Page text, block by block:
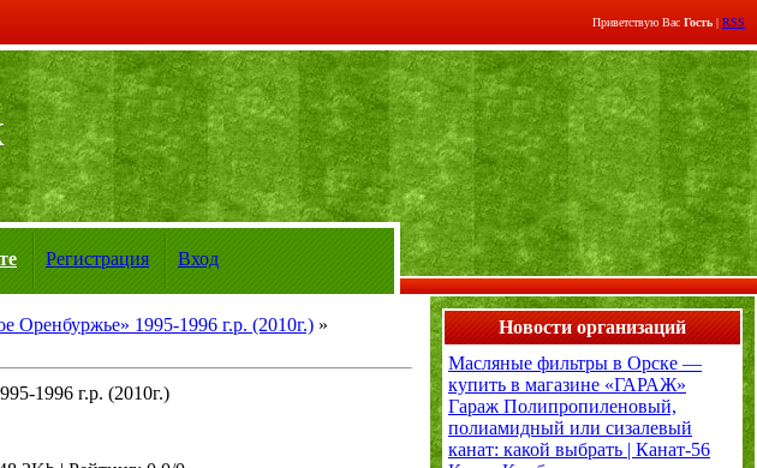
Приветствую Вас Гость | RSS
Регистрация Вход
1995-1996 г.р. (2010г.) »
1996 г.р. (2010г.)
Новости организаций
Масляные фильтры в Орске —
купить в магазине «ГАРАЖ»
Гараж Полипропиленовый,
полиамидный или сизалевый
канат: какой выбрать | Канат-56